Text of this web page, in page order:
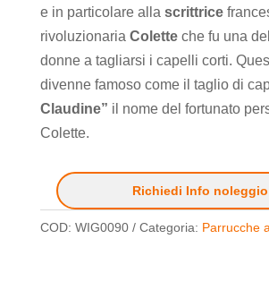
e in particolare alla scrittrice
rivoluzionaria Coletteche fu una
donne a tagliarsi i capelli corti.
divenne famoso come il taglio di
Claudine” il nome del fortunato
Colette.
Richiedi Info noleggio
COD: WIG0090 Categoria: Parrucche